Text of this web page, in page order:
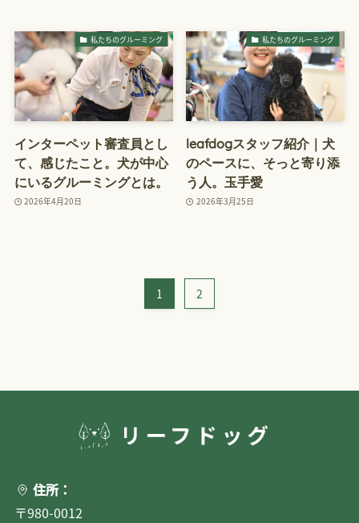
私たちのグルーミング
インターペット審査員とし
て、感じたこと。犬が中心
にいるグルーミングとは。
2026年4月20日
私たちのグルーミング
leafdogスタッフ紹介｜犬
のペースに、そっと寄り添
う人。玉手愛
2026年3月25日
1 2
住所：
〒980-0012